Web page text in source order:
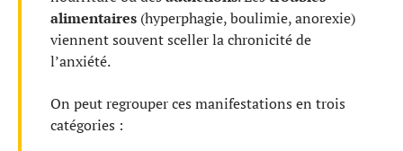
alimentaires (hyperphagie, boulimie, anorexie)
viennent souvent sceller la chronicité de
l’anxiété.
On peut regrouper ces manifestations en trois
catégories :